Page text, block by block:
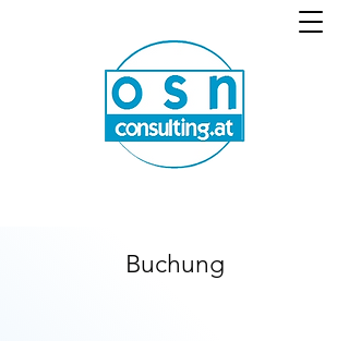
Buchung